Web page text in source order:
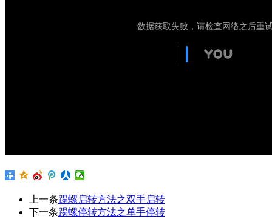
上一条踢螺启转方法之双手启转
下一条踢螺停转方法之单手停转